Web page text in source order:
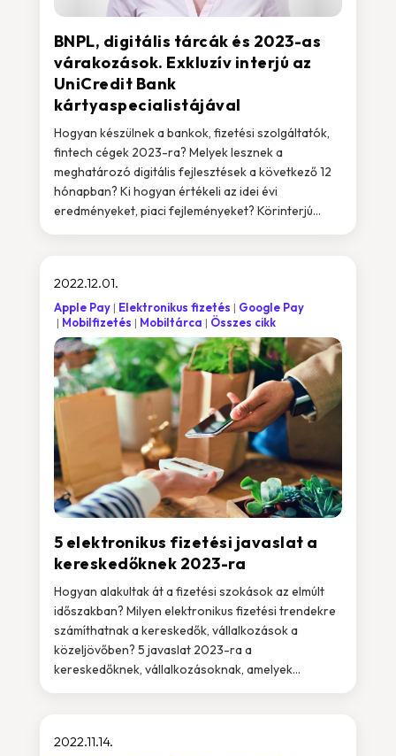
BNPL, digitális tárcák és 2023-as
várakozások. Exkluzív interjú az
UniCredit Bank
kártyaspecialistájával
Hogyan készülnek a bankok, fizetési szolgáltatók,
fintech cégek 2023-ra? Melyek lesznek a
meghatározó digitális fejlesztések a következő 12
hónapban? Ki hogyan értékeli az idei évi
eredményeket, piaci fejleményeket? Körinterjú...
5 elektronikus fizetési javaslat a
kereskedőknek 2023-ra
2022.12.01.
Apple Pay Elektronikus fizetés
Google Pay
Mobilfizetés
Mobiltárca Összes cikk
Hogyan alakultak át a fizetési szokások az elmúlt
időszakban? Milyen elektronikus fizetési trendekre
számíthatnak a kereskedők, vállalkozások a
közeljövőben? 5 javaslat 2023-ra a
kereskedőknek, vállalkozásoknak, amelyek...
2022.11.14.